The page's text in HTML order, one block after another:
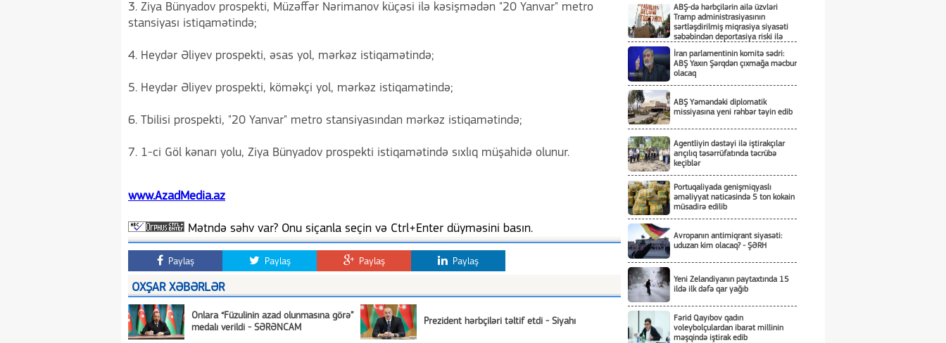
3. Ziya Bünyadov prospekti, Müzəffər Nərimanov küçəsi ilə kəsişmədən "20 Yanvar" metro
stansiyası istiqamətində;
4. Heydər Əliyev prospekti, əsas yol, mərkəz istiqamətində;
5. Heydər Əliyev prospekti, köməkçi yol, mərkəz istiqamətində;
6. Tbilisi prospekti, "20 Yanvar" metro stansiyasından mərkəz istiqamətində;
7. 1-ci Göl kənarı yolu, Ziya Bünyadov prospekti istiqamətində sıxlıq müşahidə olunur.
www.AzadMedia.az
Mətndə səhv var? Onu siçanla seçin və Ctrl+Enter düyməsini basın.
Paylaş Paylaş Paylaş Paylaş
OXŞAR XƏBƏRLƏR
Onlara “Füzulinin azad olunmasına görə”
medalı verildi - SƏRƏNCAM
Prezident hərbçiləri təltif etdi - Siyahı
ABŞ-də hərbçilərin ailə üzvləri
Tramp administrasiyasının
sərtləşdirilmiş miqrasiya siyasəti
səbəbindən deportasiya riski ilə
üzləşiblər
İran parlamentinin komitə sədri:
ABŞ Yaxın Şərqdən çıxmağa məcbur
olacaq
ABŞ Yəməndəki diplomatik
missiyasına yeni rəhbər təyin edib
Agentliyin dəstəyi ilə iştirakçılar
arıçılıq təsərrüfatında təcrübə
keçiblər
Portuqaliyada genişmiqyaslı
əməliyyat nəticəsində 5 ton kokain
müsadirə edilib
Avropanın antimiqrant siyasəti:
uduzan kim olacaq? - ŞƏRH
Yeni Zelandiyanın paytaxtında 15
ildə ilk dəfə qar yağıb
Fərid Qayıbov qadın
voleybolçulardan ibarət millinin
məşqində iştirak edib